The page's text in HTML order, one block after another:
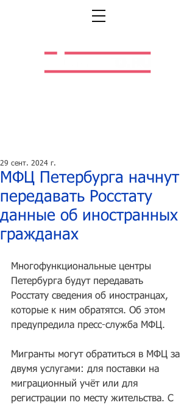
МФЦ Петербурга начнут
передавать Росстату
данные об иностранных
гражданах
29 сент. 2024 г.
Многофункциональные центры
Петербурга будут передавать
Росстату сведения об иностранцах,
которые к ним обратятся. Об этом
предупредила пресс-служба МФЦ.
Мигранты могут обратиться в МФЦ за
двумя услугами: для поставки на
миграционный учёт или для
регистрации по месту жительства. С